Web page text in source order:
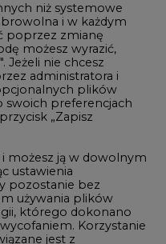
niż systemowe
i w każdym
poprzez zmianę
możesz wyrazić,
Jeżeli nie chcesz
administratora i
plików
swoich preferencjach
„Zapisz
możesz ją w dowolnym
ustawienia
pozostanie bez
używania plików
którego dokonano
Korzystanie
jest z